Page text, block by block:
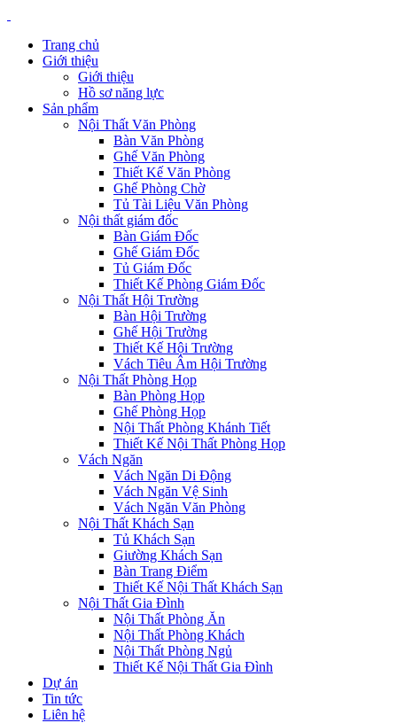
Trang chủ
Giới thiệu
Giới thiệu
Hồ sơ năng lực
Sản phẩm
Nội Thất Văn Phòng
Bàn Văn Phòng
Ghế Văn Phòng
Thiết Kế Văn Phòng
Ghế Phòng Chờ
Tủ Tài Liệu Văn Phòng
Nội thất giám đốc
Bàn Giám Đốc
Ghế Giám Đốc
Tủ Giám Đốc
Thiết Kế Phòng Giám Đốc
Nội Thất Hội Trường
Bàn Hội Trường
Ghế Hội Trường
Thiết Kế Hội Trường
Vách Tiêu Âm Hội Trường
Nội Thất Phòng Họp
Bàn Phòng Họp
Ghế Phòng Họp
Nội Thất Phòng Khánh Tiết
Thiết Kế Nội Thất Phòng Họp
Vách Ngăn
Vách Ngăn Di Động
Vách Ngăn Vệ Sinh
Vách Ngăn Văn Phòng
Nội Thất Khách Sạn
Tủ Khách Sạn
Giường Khách Sạn
Bàn Trang Điểm
Thiết Kế Nội Thất Khách Sạn
Nội Thất Gia Đình
Nội Thất Phòng Ăn
Nội Thất Phòng Khách
Nội Thất Phòng Ngủ
Thiết Kế Nội Thất Gia Đình
Dự án
Tin tức
Liên hệ